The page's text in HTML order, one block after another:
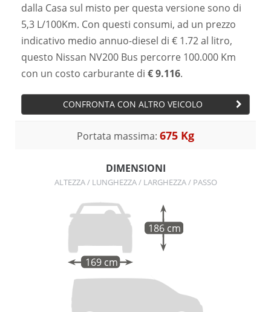
dalla Casa sul misto per questa versione sono di
5,3 L/100Km. Con questi consumi, ad un prezzo
indicativo medio annuo-diesel di € 1.72 al litro,
questo Nissan NV200 Bus percorre 100.000 Km
con un costo carburante di € 9.116.
CONFRONTA CON ALTRO VEICOLO
Portata massima: 675 Kg
DIMENSIONI
ALTEZZA / LUNGHEZZA / LARGHEZZA / PASSO
169 cm
186 cm